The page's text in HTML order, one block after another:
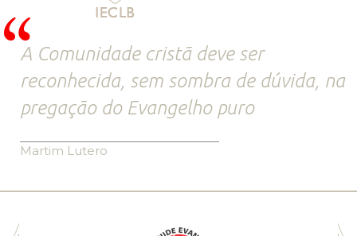
A Comunidade cristã deve ser
reconhecida, sem sombra de dúvida, na
pregação do Evangelho puro
Martim Lutero